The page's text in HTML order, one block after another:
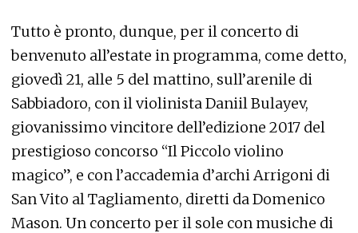
Tutto è pronto, dunque, per il concerto di
benvenuto all’estate in programma, come detto,
giovedì 21, alle 5 del mattino, sull’arenile di
Sabbiadoro, con il violinista Daniil Bulayev,
giovanissimo vincitore dell’edizione 2017 del
prestigioso concorso “Il Piccolo violino
magico”, e con l’accademia d’archi Arrigoni di
San Vito al Tagliamento, diretti da Domenico
Mason. Un concerto per il sole con musiche di